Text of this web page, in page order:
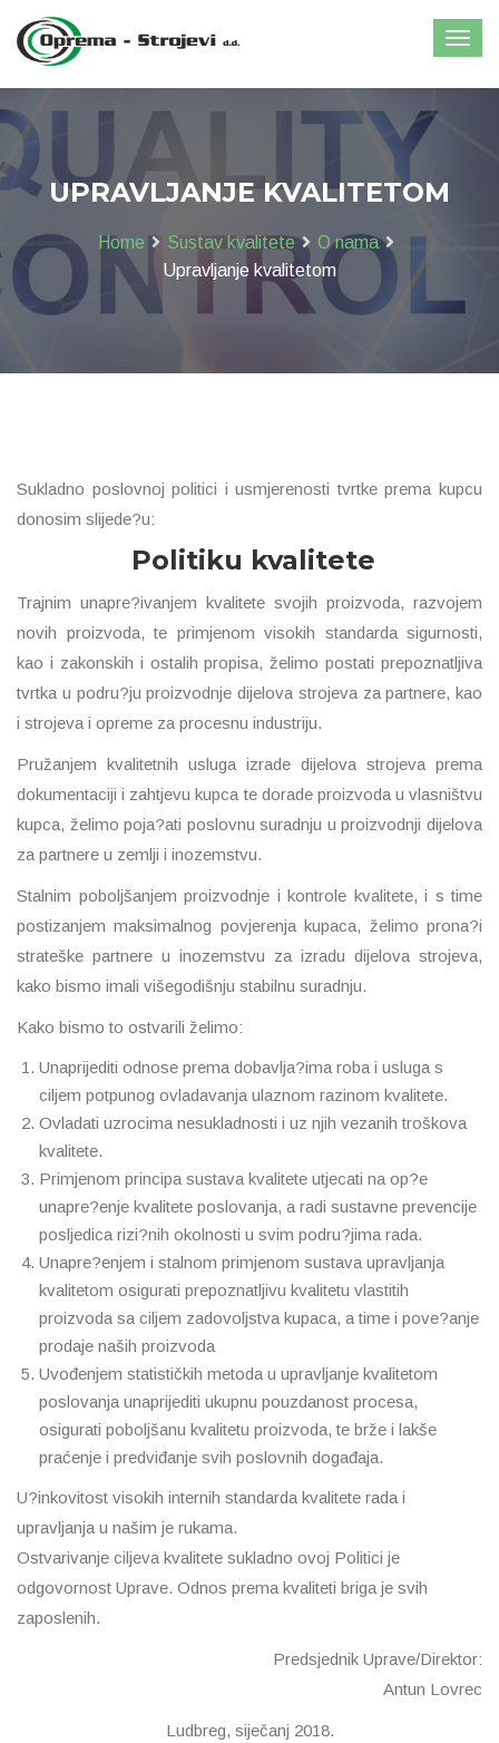
UPRAVLJANJE KVALITETOM
Home Sustav kvalitete
O nama
Upravljanje kvalitetom
Sukladno poslovnoj politici i usmjerenosti tvrtke prema kupcu
donosim slijede?u:
Politiku kvalitete
Trajnim unapre?ivanjem kvalitete svojih proizvoda, razvojem
novih proizvoda, te primjenom visokih standarda sigurnosti,
kao i zakonskih i ostalih propisa, želimo postati prepoznatljiva
tvrtka u podru?ju proizvodnje dijelova strojeva za partnere, kao
i strojeva i opreme za procesnu industriju.
Pružanjem kvalitetnih usluga izrade dijelova strojeva prema
dokumentaciji i zahtjevu kupca te dorade proizvoda u vlasništvu
kupca, želimo poja?ati poslovnu suradnju u proizvodnji dijelova
za partnere u zemlji i inozemstvu.
Stalnim poboljšanjem proizvodnje i kontrole kvalitete, i s time
postizanjem maksimalnog povjerenja kupaca, želimo prona?i
strateške partnere u inozemstvu za izradu dijelova strojeva,
kako bismo imali višegodišnju stabilnu suradnju.
Kako bismo to ostvarili želimo:
Unaprijediti odnose prema dobavlja?ima roba i usluga s
ciljem potpunog ovladavanja ulaznom razinom kvalitete.
Ovladati uzrocima nesukladnosti i uz njih vezanih troškova
kvalitete.
Primjenom principa sustava kvalitete utjecati na op?e
unapre?enje kvalitete poslovanja, a radi sustavne prevencije
posljedica rizi?nih okolnosti u svim podru?jima rada.
Unapre?enjem i stalnom primjenom sustava upravljanja
kvalitetom osigurati prepoznatljivu kvalitetu vlastitih
proizvoda sa ciljem zadovoljstva kupaca, a time i pove?anje
prodaje naših proizvoda
Uvođenjem statističkih metoda u upravljanje kvalitetom
poslovanja unaprijediti ukupnu pouzdanost procesa,
osigurati poboljšanu kvalitetu proizvoda, te brže i lakše
praćenje i predviđanje svih poslovnih događaja.
U?inkovitost visokih internih standarda kvalitete rada i
upravljanja u našim je rukama.
Ostvarivanje ciljeva kvalitete sukladno ovoj Politici je
odgovornost Uprave. Odnos prema kvaliteti briga je svih
zaposlenih.
Predsjednik Uprave/Direktor:
Antun Lovrec
Ludbreg, siječanj 2018.